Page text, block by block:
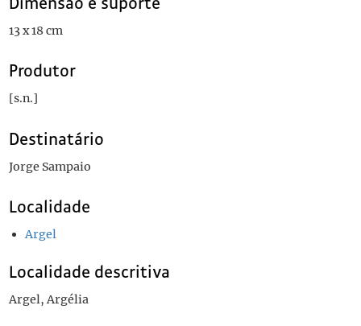
13 x 18 cm
Produtor
[s.n.]
Destinatário
Jorge Sampaio
Localidade
Argel
Localidade descritiva
Argel, Argélia